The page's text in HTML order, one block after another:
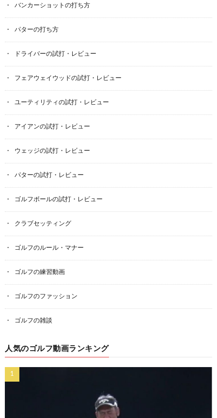
バンカーショットの打ち方
パターの打ち方
ドライバーの試打・レビュー
フェアウェイウッドの試打・レビュー
ユーティリティの試打・レビュー
アイアンの試打・レビュー
ウェッジの試打・レビュー
パターの試打・レビュー
ゴルフボールの試打・レビュー
クラブセッティング
ゴルフのルール・マナー
ゴルフの練習動画
ゴルフのファッション
ゴルフの雑談
人気のゴルフ動画ランキング